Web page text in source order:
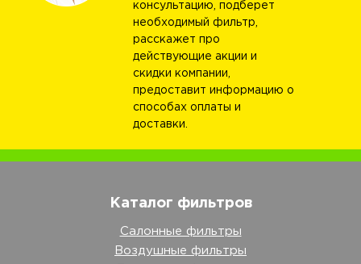
консультацию, подберет
необходимый фильтр,
расскажет про
действующие акции и
скидки компании,
предоставит информацию о
способах оплаты и
доставки.
Каталог фильтров
Салонные фильтры
Воздушные фильтры